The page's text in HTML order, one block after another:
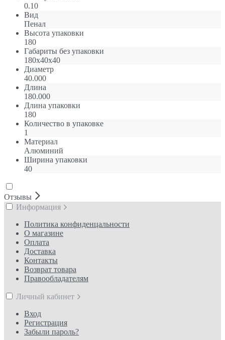
0.10
Вид
Пенал
Высота упаковки
180
Габариты без упаковки
180х40х40
Диаметр
40.000
Длина
180.000
Длина упаковки
180
Количество в упаковке
1
Материал
Алюминий
Ширина упаковки
40
Отзывы
Информация
Политика конфиденцальности
О магазине
Оплата
Доставка
Контакты
Возврат товара
Правообладателям
Личный кабинет
Вход
Регистрация
Забыли пароль?